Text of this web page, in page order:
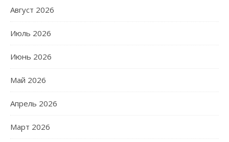
Август 2026
Июль 2026
Июнь 2026
Май 2026
Апрель 2026
Март 2026